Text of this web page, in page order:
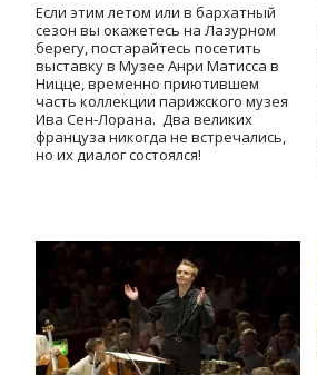
Если этим летом или в бархатный
сезон вы окажетесь на Лазурном
берегу, постарайтесь посетить
выставку в Музее Анри Матисса в
Ницце, временно приютившем
часть коллекции парижского музея
Ива Сен-Лорана. Два великих
француза никогда не встречались,
но их диалог состоялся!